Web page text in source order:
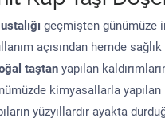
ustalığı geçmişten günümüze
açısından hemde
taştan yapılan
kimyasallarla
yüzyıllardır ayakta